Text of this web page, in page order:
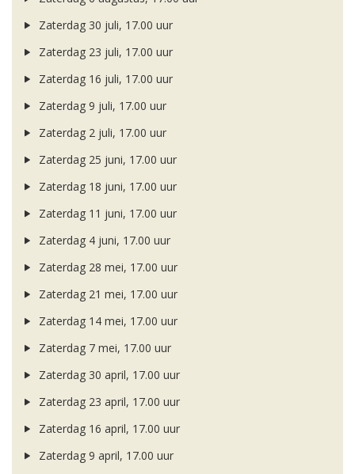
Zaterdag 30 juli, 17.00 uur
Zaterdag 23 juli, 17.00 uur
Zaterdag 16 juli, 17.00 uur
Zaterdag 9 juli, 17.00 uur
Zaterdag 2 juli, 17.00 uur
Zaterdag 25 juni, 17.00 uur
Zaterdag 18 juni, 17.00 uur
Zaterdag 11 juni, 17.00 uur
Zaterdag 4 juni, 17.00 uur
Zaterdag 28 mei, 17.00 uur
Zaterdag 21 mei, 17.00 uur
Zaterdag 14 mei, 17.00 uur
Zaterdag 7 mei, 17.00 uur
Zaterdag 30 april, 17.00 uur
Zaterdag 23 april, 17.00 uur
Zaterdag 16 april, 17.00 uur
Zaterdag 9 april, 17.00 uur